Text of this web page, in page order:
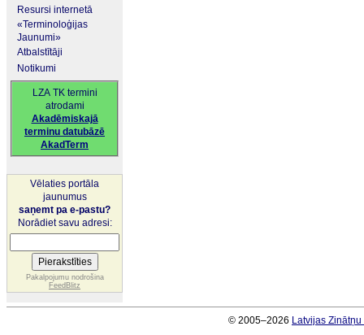
Resursi internetā
«Terminoloģijas
Jaunumi»
Atbalstītāji
Notikumi
LZA TK termini
atrodami
Akadēmiskajā
terminu datubāzē
AkadTerm
Vēlaties portāla
jaunumus
saņemt pa e-pastu?
Norādiet savu adresi:
Pakalpojumu nodrošina
FeedBlitz
© 2005–2026 Latvijas